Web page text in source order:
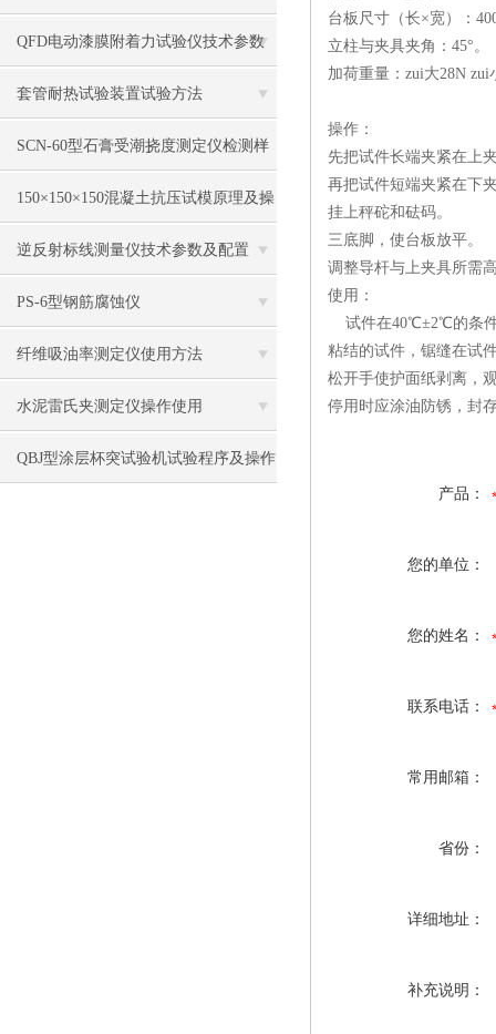
QFD电动漆膜附着力试验仪技术参数
套管耐热试验装置试验方法
SCN-60型石膏受潮挠度测定仪检测样
品尺寸
150×150×150混凝土抗压试模原理及操
作使用
逆反射标线测量仪技术参数及配置
PS-6型钢筋腐蚀仪
纤维吸油率测定仪使用方法
水泥雷氏夹测定仪操作使用
QBJ型涂层杯突试验机试验程序及操作
台板尺寸（长×宽）：
立柱与夹具夹角：45°。
加荷重量：zui大28N zui
操作：
先把试件长端夹紧在上
再把试件短端夹紧在下
挂上秤砣和砝码。
三底脚，使台板放平。
调整导杆与上夹具所需
使用：
试件在40℃±2℃的条件
粘结的试件，锯缝在试
松开手使护面纸剥离，
停用时应涂油防锈，封
产品：
您的单位：
您的姓名：
联系电话：
常用邮箱：
省份：
详细地址：
补充说明：